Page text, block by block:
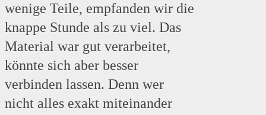
wenige Teile, empfanden wir die
knappe Stunde als zu viel. Das
Material war gut verarbeitet,
könnte sich aber besser
verbinden lassen. Denn wer
nicht alles exakt miteinander